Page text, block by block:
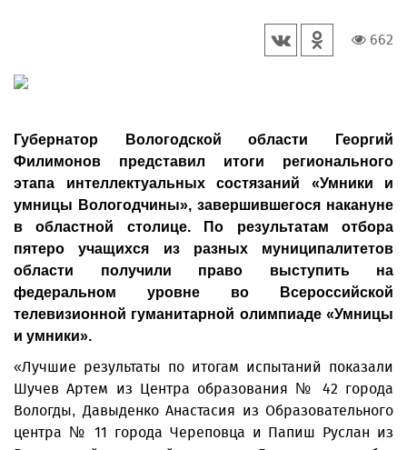
662
Губернатор Вологодской области Георгий
Филимонов представил итоги регионального
этапа интеллектуальных состязаний «Умники и
умницы Вологодчины», завершившегося накануне
в областной столице. По результатам отбора
пятеро учащихся из разных муниципалитетов
области получили право выступить на
федеральном уровне во Всероссийской
телевизионной гуманитарной олимпиаде «Умницы
и умники».
«Лучшие результаты по итогам испытаний показали
Шучев Артем из Центра образования № 42 города
Вологды, Давыденко Анастасия из Образовательного
центра № 11 города Череповца и Папиш Руслан из